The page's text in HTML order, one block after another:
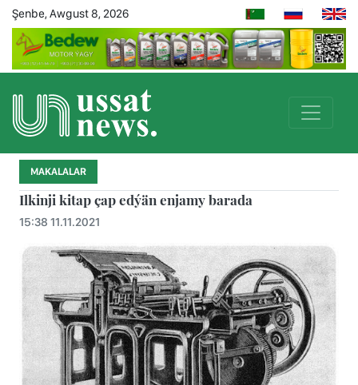
Şenbe, Awgust 8, 2026
MAKALALAR
Ilkinji kitap çap edýän enjamy barada
15:38 11.11.2021